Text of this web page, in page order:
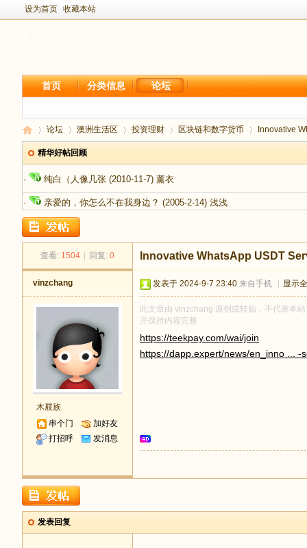
设为首页 收藏本站
首页 分类信息 论坛
论坛 澳洲生活区 投资理财 区块链和数字货币 Innovative
精华好帖回顾
· 纯白（人像几张 (2010-11-7) 薰衣
· 亲爱的，你怎么不在我身边？ (2005-2-14) 浅浅
查看: 1504 回复: 0 Innovative WhatsApp USDT
vinzchang
木屐族
串个门
加好友
打招呼
发消息
发表于 2024-9-7 23:40 来自手机 显示
此文章由 vinzchang 原创或转贴，不代表本
并保持内容完整
https://teekpay.com/wai/join
https://dapp.expert/news/en_inno ... -
发表回复